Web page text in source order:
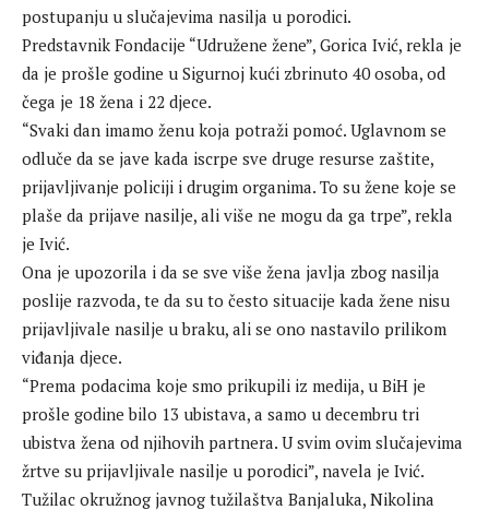
postupanju u slučajevima nasilja u porodici.
Predstavnik Fondacije “Udružene žene”, Gorica Ivić, rekla je
da je prošle godine u Sigurnoj kući zbrinuto 40 osoba, od
čega je 18 žena i 22 djece.
“Svaki dan imamo ženu koja potraži pomoć. Uglavnom se
odluče da se jave kada iscrpe sve druge resurse zaštite,
prijavljivanje policiji i drugim organima. To su žene koje se
plaše da prijave nasilje, ali više ne mogu da ga trpe”, rekla
je Ivić.
Ona je upozorila i da se sve više žena javlja zbog nasilja
poslije razvoda, te da su to često situacije kada žene nisu
prijavljivale nasilje u braku, ali se ono nastavilo prilikom
viđanja djece.
“Prema podacima koje smo prikupili iz medija, u BiH je
prošle godine bilo 13 ubistava, a samo u decembru tri
ubistva žena od njihovih partnera. U svim ovim slučajevima
žrtve su prijavljivale nasilje u porodici”, navela je Ivić.
Tužilac okružnog javnog tužilaštva Banjaluka, Nikolina